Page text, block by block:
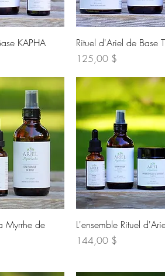
KAPHA
Aperçu
Rituel d'Ariel de Base
Prix
125,00 $
Myrrhe de
Aperçu
L'ensemble Rituel
Prix
144,00 $